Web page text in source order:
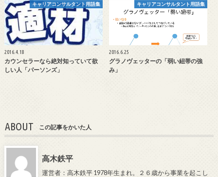
キャリアコンサルタント用語集
2016.4.18
カウンセラーなら絶対知っていて欲
しい人「パーソンズ」
キャリアコンサルタント用語集
2016.6.25
グラノヴェッターの「弱い紐帯の強
み」
ABOUT この記事をかいた人
高木鉄平
運営者：高木鉄平 1978年生まれ。２６歳から事業を起こし